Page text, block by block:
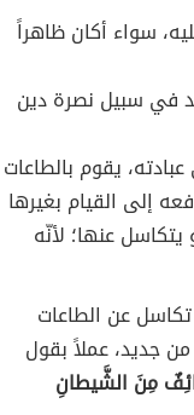
سواء أكان ظاهراً
في سبيل نصرة دين
يقوم بالطاعات
إلى القيام بغيرها
عنها؛ لأنّه
عن الطاعات
جديد، عملاً بقول
مِنَ الشَّيطانِ